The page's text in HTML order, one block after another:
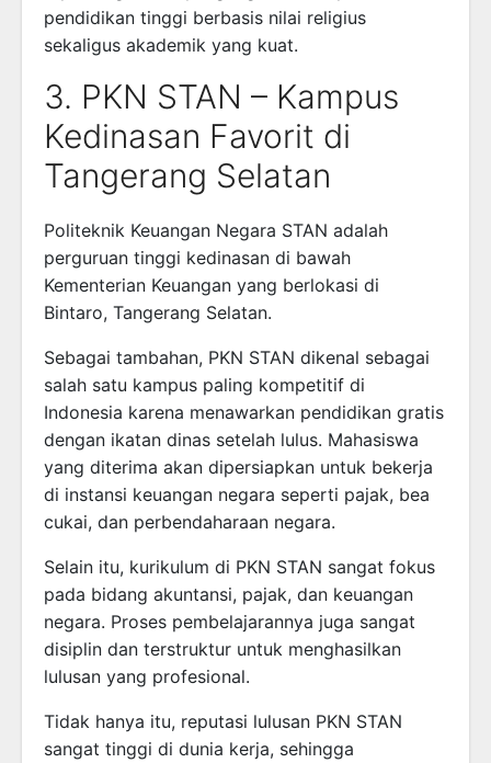
pendidikan tinggi berbasis nilai religius
sekaligus akademik yang kuat.
3. PKN STAN – Kampus
Kedinasan Favorit di
Tangerang Selatan
Politeknik Keuangan Negara STAN adalah
perguruan tinggi kedinasan di bawah
Kementerian Keuangan yang berlokasi di
Bintaro, Tangerang Selatan.
Sebagai tambahan, PKN STAN dikenal sebagai
salah satu kampus paling kompetitif di
Indonesia karena menawarkan pendidikan gratis
dengan ikatan dinas setelah lulus. Mahasiswa
yang diterima akan dipersiapkan untuk bekerja
di instansi keuangan negara seperti pajak, bea
cukai, dan perbendaharaan negara.
Selain itu, kurikulum di PKN STAN sangat fokus
pada bidang akuntansi, pajak, dan keuangan
negara. Proses pembelajarannya juga sangat
disiplin dan terstruktur untuk menghasilkan
lulusan yang profesional.
Tidak hanya itu, reputasi lulusan PKN STAN
sangat tinggi di dunia kerja, sehingga